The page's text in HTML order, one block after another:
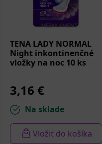
TENA LADY NORMAL
Night inkontinenčné
vložky na noc 10 ks
3,16 €
Na sklade
Vložiť do košíka